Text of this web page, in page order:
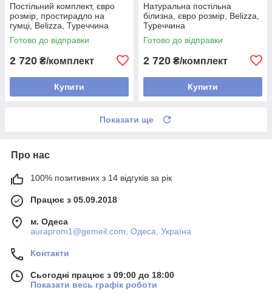
Постільний комплект, євро
розмір, простирадло на
гумці, Belizza, Туреччина
Готово до відправки
2 720 ₴/комплект
Купити
Натуральна постільна
білизна, євро розмір, Belizza,
Туреччина
Готово до відправки
2 720 ₴/комплект
Купити
Показати ще
Про нас
100% позитивних з 14 відгуків за рік
Працює з 05.09.2018
м. Одеса
auraprom1@gemeil.com, Одеса, Україна
Контакти
Сьогодні працює з 09:00 до 18:00
Показати весь графік роботи